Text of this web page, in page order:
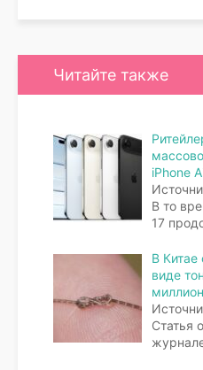
Читайте также
iPhone
В то
17
В Китае
виде
Статья